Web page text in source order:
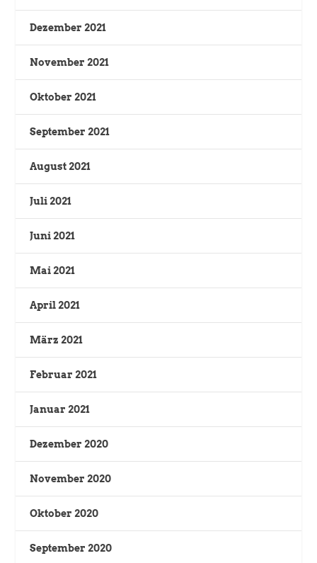
Dezember 2021
November 2021
Oktober 2021
September 2021
August 2021
Juli 2021
Juni 2021
Mai 2021
April 2021
März 2021
Februar 2021
Januar 2021
Dezember 2020
November 2020
Oktober 2020
September 2020